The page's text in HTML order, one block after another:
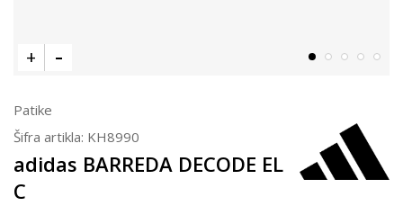
Patike
Šifra artikla: KH8990
adidas BARREDA DECODE EL
C